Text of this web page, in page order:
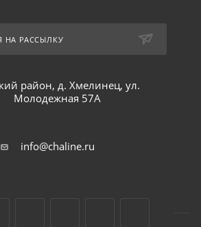
НА РАССЫЛКУ
район, д. Хмелинец, ул.
Молодежная 57А
info@chaline.ru